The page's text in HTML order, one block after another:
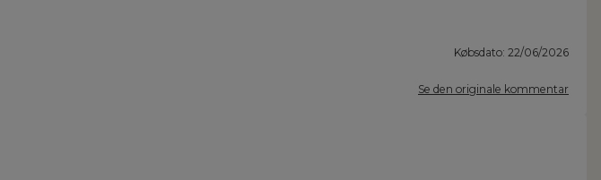
Købsdato: 22/06/2026
Se den originale kommentar